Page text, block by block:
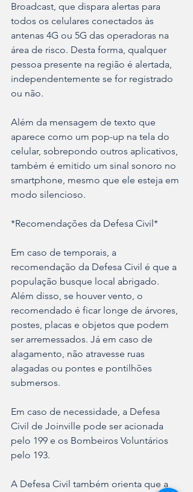
Broadcast, que dispara alertas para
todos os celulares conectados às
antenas 4G ou 5G das operadoras na
área de risco. Desta forma, qualquer
pessoa presente na região é alertada,
independentemente se for registrado
ou não.
Além da mensagem de texto que
aparece como um pop-up na tela do
celular, sobrepondo outros aplicativos,
também é emitido um sinal sonoro no
smartphone, mesmo que ele esteja em
modo silencioso.
*Recomendações da Defesa Civil*
Em caso de temporais, a
recomendação da Defesa Civil é que a
população busque local abrigado.
Além disso, se houver vento, o
recomendado é ficar longe de árvores,
postes, placas e objetos que podem
ser arremessados. Já em caso de
alagamento, não atravesse ruas
alagadas ou pontes e pontilhões
submersos.
Em caso de necessidade, a Defesa
Civil de Joinville pode ser acionada
pelo 199 e os Bombeiros Voluntários
pelo 193.
A Defesa Civil também orienta que a